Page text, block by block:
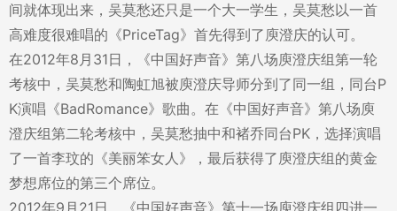
间就体现出来，吴莫愁还只是一个大一学生，吴莫愁以一首
高难度很难唱的《PriceTag》首先得到了庾澄庆的认可。
在2012年8月31日，《中国好声音》第八场庾澄庆组第一轮
考核中，吴莫愁和陶虹旭被庾澄庆导师分到了同一组，同台P
K演唱《BadRomance》歌曲。在《中国好声音》第八场庾
澄庆组第二轮考核中，吴莫愁抽中和褚乔同台PK，选择演唱
了一首李玟的《美丽笨女人》，最后获得了庾澄庆组的黄金
梦想席位的第三个席位。
2012年9月21日，《中国好声音》第十一场庾澄庆组四进一